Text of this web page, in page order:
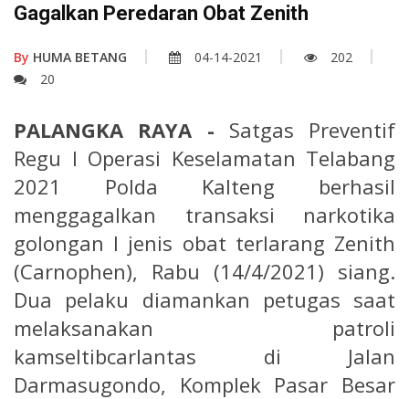
Gagalkan Peredaran Obat Zenith
By HUMA BETANG 04-14-2021
202
20
PALANGKA RAYA - Satgas Preventif
Regu I Operasi Keselamatan Telabang
2021 Polda Kalteng berhasil
menggagalkan transaksi narkotika
golongan I jenis obat terlarang Zenith
(Carnophen), Rabu (14/4/2021) siang.
Dua pelaku diamankan petugas saat
melaksanakan patroli
kamseltibcarlantas di Jalan
Darmasugondo, Komplek Pasar Besar